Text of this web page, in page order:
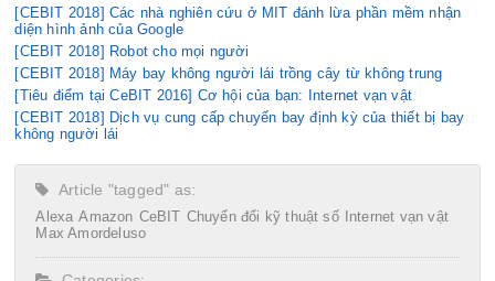
[CEBIT 2018] Các nhà nghiên cứu ở MIT đánh lừa phần mềm nhận
diện hình ảnh của Google
[CEBIT 2018] Robot cho mọi người
[CEBIT 2018] Máy bay không người lái trồng cây từ không trung
[Tiêu điểm tại CeBIT 2016] Cơ hội của bạn: Internet vạn vật
[CEBIT 2018] Dịch vụ cung cấp chuyến bay định kỳ của thiết bị bay
không người lái
Article "tagged" as:
Alexa Amazon CeBIT Chuyển đổi kỹ thuật số
Internet vạn vật
Max Amordeluso